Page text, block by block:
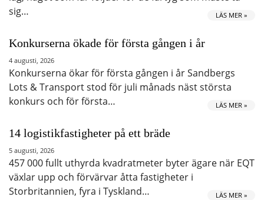
sig…
LÄS MER »
Konkurserna ökade för första gången i år
4 augusti, 2026
Konkurserna ökar för första gången i år Sandbergs
Lots & Transport stod för juli månads näst största
konkurs och för första…
LÄS MER »
14 logistikfastigheter på ett bräde
5 augusti, 2026
457 000 fullt uthyrda kvadratmeter byter ägare när EQT
växlar upp och förvärvar åtta fastigheter i
Storbritannien, fyra i Tyskland…
LÄS MER »